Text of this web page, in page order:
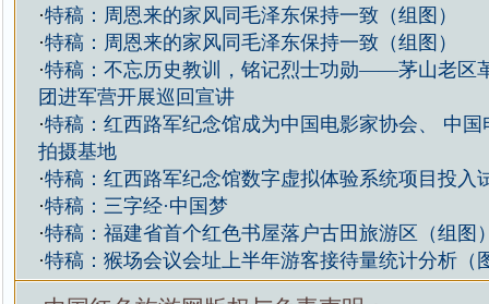
·特稿：周恩来的家风同毛泽东保持一致（组图）
·特稿：周恩来的家风同毛泽东保持一致（组图）
·特稿：不忘历史教训，铭记烈士功勋——茅山老区
团进军营开展巡回宣讲
·特稿：红西路军纪念馆成为中国电影家协会、 中国
拍摄基地
·特稿：红西路军纪念馆数字虚拟体验系统项目投入
·特稿：三字经·中国梦
·特稿：福建省首个红色书屋落户古田旅游区（组图
·特稿：猴场会议会址上半年游客接待量统计分析（